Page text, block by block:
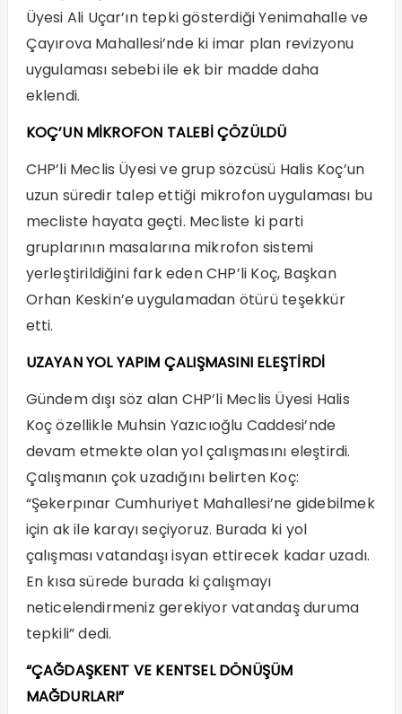
Üyesi Ali Uçar’ın tepki gösterdiği Yenimahalle ve
Çayırova Mahallesi’nde ki imar plan revizyonu
uygulaması sebebi ile ek bir madde daha
eklendi.
KOÇ’UN MİKROFON TALEBİ ÇÖZÜLDÜ
CHP’li Meclis Üyesi ve grup sözcüsü Halis Koç’un
uzun süredir talep ettiği mikrofon uygulaması bu
mecliste hayata geçti. Mecliste ki parti
gruplarının masalarına mikrofon sistemi
yerleştirildiğini fark eden CHP’li Koç, Başkan
Orhan Keskin’e uygulamadan ötürü teşekkür
etti.
UZAYAN YOL YAPIM ÇALIŞMASINI ELEŞTİRDİ
Gündem dışı söz alan CHP’li Meclis Üyesi Halis
Koç özellikle Muhsin Yazıcıoğlu Caddesi’nde
devam etmekte olan yol çalışmasını eleştirdi.
Çalışmanın çok uzadığını belirten Koç:
“Şekerpınar Cumhuriyet Mahallesi’ne gidebilmek
için ak ile karayı seçiyoruz. Burada ki yol
çalışması vatandaşı isyan ettirecek kadar uzadı.
En kısa sürede burada ki çalışmayı
neticelendirmeniz gerekiyor vatandaş duruma
tepkili” dedi.
“ÇAĞDAŞKENT VE KENTSEL DÖNÜŞÜM
MAĞDURLARI”